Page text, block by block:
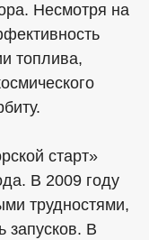
Несмотря на
топлива,
старт»
В 2009 году
трудностями,
запусков. В